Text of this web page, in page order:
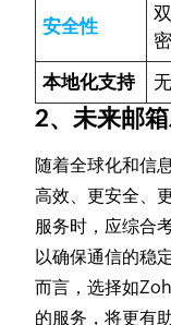
安全性
密
本地化支持
2、未来邮
随着全球化和信
高效、更安全、
服务时，应综合
以确保通信的稳
而言，选择如
的服务，将更有